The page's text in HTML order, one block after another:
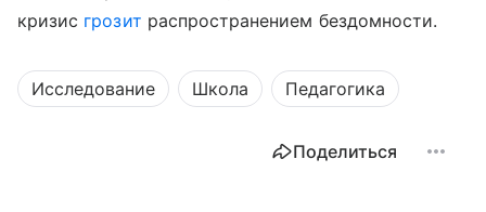
кризис грозит распространением бездомности.
Исследование Школа Педагогика
Поделиться